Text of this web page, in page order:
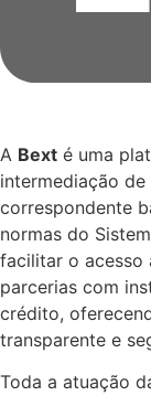
A Bext é uma
intermediação
correspondente
normas do
facilitar o acesso
parcerias com
crédito,
transparente e
Toda a atuação